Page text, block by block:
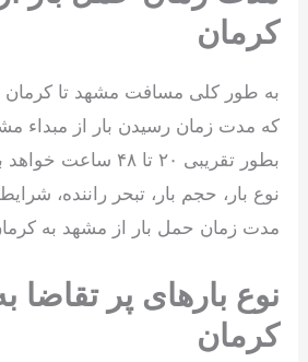
کرمان
که مدت زمان رسیدن بار از مبداء
بطور تقریبی ۲۰ تا ۴۸
نوع بار، حجم بار، تبحر راننده،
مدت زمان حمل بار از مشهد به
نوع بارهای پر تقاضا
کرمان